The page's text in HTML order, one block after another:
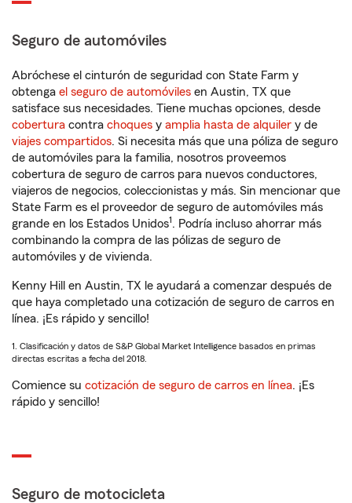
Seguro de automóviles
Abróchese el cinturón de seguridad con State Farm y
obtenga el seguro de automóviles en Austin, TX que
satisface sus necesidades. Tiene muchas opciones, desde
cobertura contra choques y amplia hasta de alquiler y de
viajes compartidos. Si necesita más que una póliza de seguro
de automóviles para la familia, nosotros proveemos
cobertura de seguro de carros para nuevos conductores,
viajeros de negocios, coleccionistas y más. Sin mencionar que
State Farm es el proveedor de seguro de automóviles más
grande en los Estados Unidos1. Podría incluso ahorrar más
combinando la compra de las pólizas de seguro de
automóviles y de vivienda.
Kenny Hill en Austin, TX le ayudará a comenzar después de
que haya completado una cotización de seguro de carros en
línea. ¡Es rápido y sencillo!
1. Clasificación y datos de S&P Global Market Intelligence basados en primas
directas escritas a fecha del 2018.
Comience su cotización de seguro de carros en línea. ¡Es
rápido y sencillo!
Seguro de motocicleta